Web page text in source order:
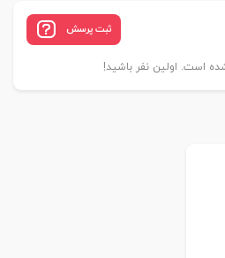
ثبت پرسش
است. اولین نفر باشید!